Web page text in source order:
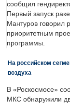
сообщил
Первый запуск
Мантуров говорил
приоритетным
программы.
На российском
воздуха
В «Роскосмосе»
МКС обнаружили